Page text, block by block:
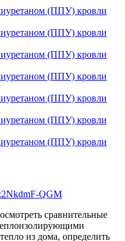
QGM
сравнительные
из дома, определить